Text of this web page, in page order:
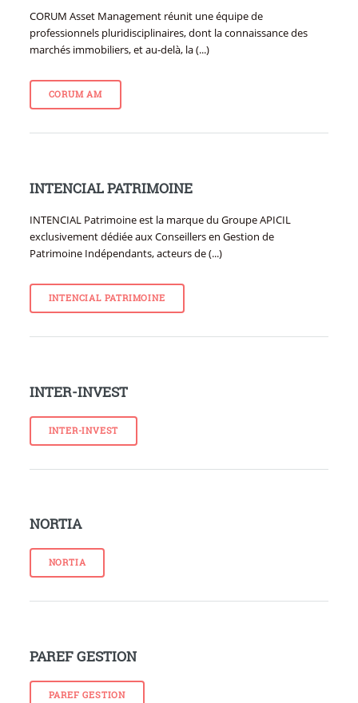
CORUM Asset Management réunit une équipe de
professionnels pluridisciplinaires, dont la connaissance des
marchés immobiliers, et au-delà, la (...)
CORUM AM
INTENCIAL PATRIMOINE
INTENCIAL Patrimoine est la marque du Groupe APICIL
exclusivement dédiée aux Conseillers en Gestion de
Patrimoine Indépendants, acteurs de (...)
INTENCIAL PATRIMOINE
INTER-INVEST
INTER-INVEST
NORTIA
NORTIA
PAREF GESTION
PAREF GESTION